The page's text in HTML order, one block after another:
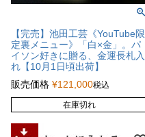
【完売】池田工芸《YouTube限
定裏メニュー》「白×金」。パ
イソン好きに贈る、金運長札入
れ【10月1日頃出荷】
販売価格 ¥121,000税込
在庫切れ